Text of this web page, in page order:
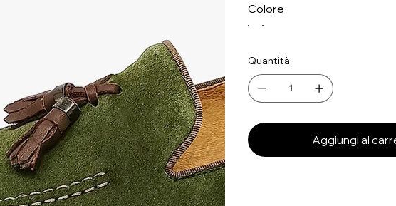
Colore
Quantità
Aggiungi al